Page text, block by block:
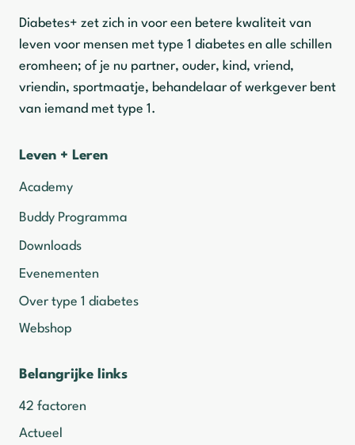
Diabetes+ zet zich in voor een betere kwaliteit van
leven voor mensen met type 1 diabetes en alle schillen
eromheen; of je nu partner, ouder, kind, vriend,
vriendin, sportmaatje, behandelaar of werkgever bent
van iemand met type 1.
Leven + Leren
Academy
Buddy Programma
Downloads
Evenementen
Over type 1 diabetes
Webshop
Belangrijke links
42 factoren
Actueel